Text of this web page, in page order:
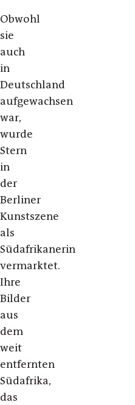
Obwohl
sie
auch
in
Deutschland
aufgewachsen
war,
wurde
Stern
in
der
Berliner
Kunstszene
als
Südafrikanerin
vermarktet.
Ihre
Bilder
aus
dem
weit
entfernten
Südafrika,
das